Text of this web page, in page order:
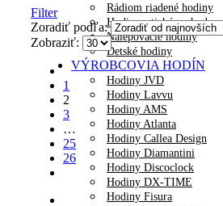
Rádiom riadené hodiny
Hodiny s tichým chodom
Nalepovacie hodiny
Detské hodiny
VÝROBCOVIA HODÍN
Hodiny JVD
Hodiny Lavvu
Hodiny AMS
Hodiny Atlanta
Hodiny Callea Design
Hodiny Diamantini
Hodiny Discoclock
Hodiny DX-TIME
Hodiny Fisura
Filter
Zoradiť podľa:
Zobraziť:
1
2
3
…
25
26